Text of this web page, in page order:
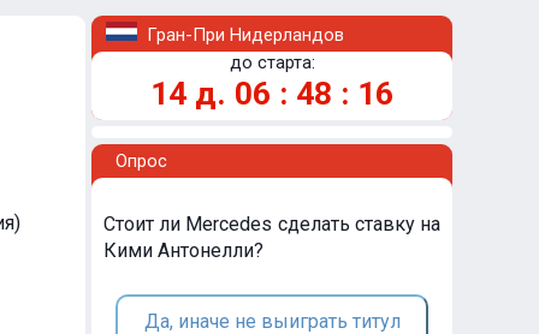
Гран-При Нидерландов
до старта:
14 д. 06 : 48 : 16
Опрос
Стоит ли Mercedes сделать ставку на
Кими Антонелли?
Да, иначе не выиграть титул